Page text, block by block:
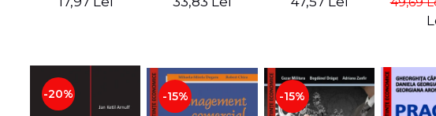
Mihaela-Mirela
activitatii firmei -
Dogaru,
Valentina Zaharia
-20% -15% -15%